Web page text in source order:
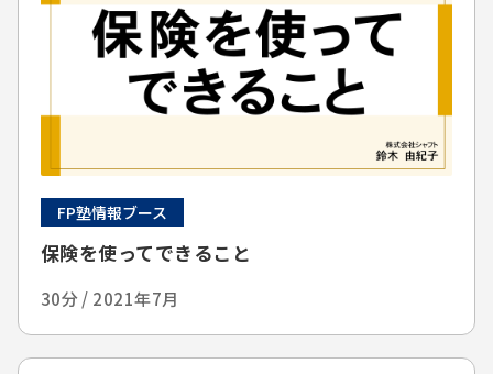
FP塾情報ブース
保険を使ってできること
30分 / 2021年7月